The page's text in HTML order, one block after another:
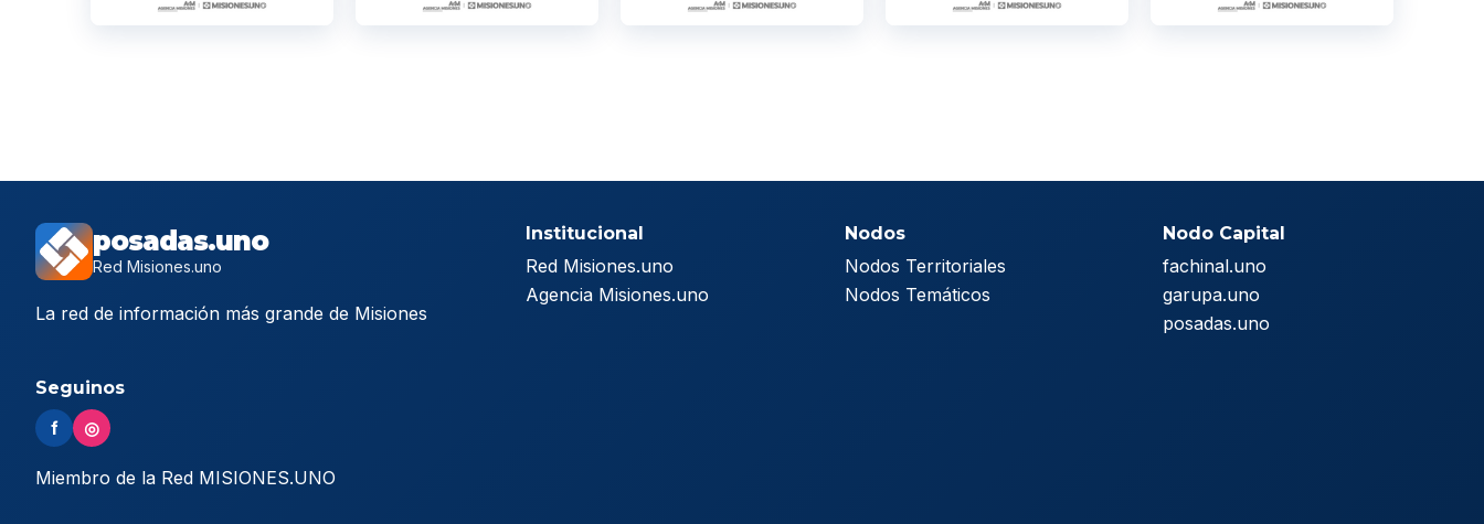
posadas.uno
Red Misiones.uno
La red de información más grande de Misiones
Institucional
Red Misiones.uno
Agencia Misiones.uno
Nodos
Nodos Territoriales
Nodos Temáticos
Nodo Capital
fachinal.uno
garupa.uno
posadas.uno
Seguinos
f ◎
Miembro de la Red MISIONES.UNO